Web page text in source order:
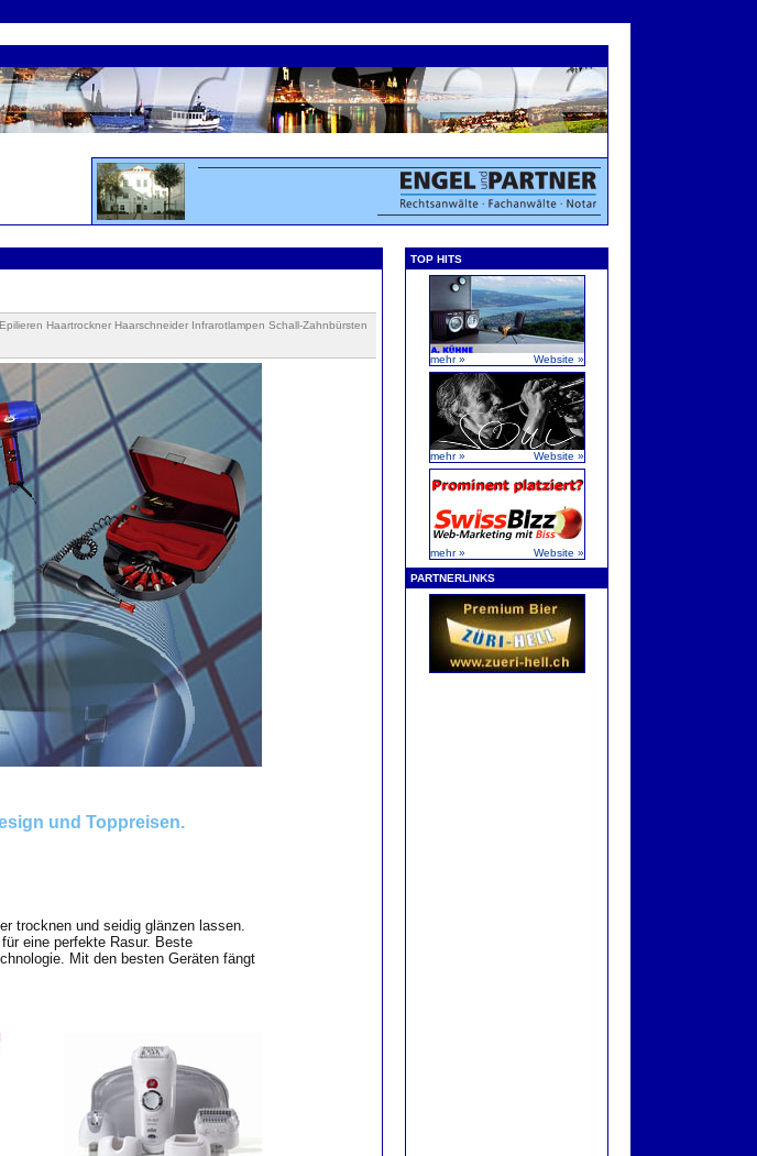
Haartrockner Haarschneider Infrarotlampen Schall-Zahnbürsten
und Toppreisen.
trocknen und seidig glänzen lassen.
eine perfekte Rasur. Beste
Mit den besten Geräten fängt
TOP HITS
mehr » Website »
mehr » Website »
mehr » Website »
PARTNERLINKS